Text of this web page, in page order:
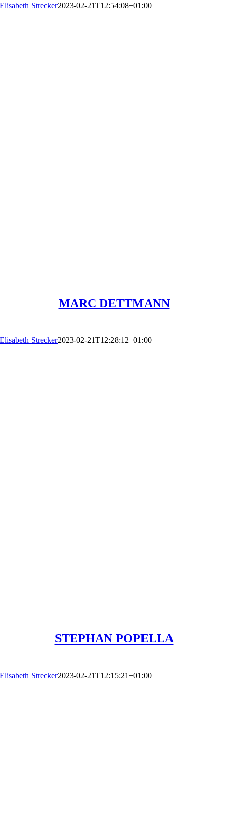
Elisabeth Strecker2023-02-21T12:54:08+01:00
MARC DETTMANN
Elisabeth Strecker2023-02-21T12:28:12+01:00
STEPHAN POPELLA
Elisabeth Strecker2023-02-21T12:15:21+01:00